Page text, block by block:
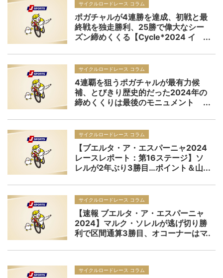
サイクルロードレース コラム
ポガチャルが4連勝を達成、初戦と最
終戦を独走勝利、25勝で偉大なシー
ズン締めくくる【Cycle*2024 イ
サイクルロードレース コラム
4連覇を狙うポガチャルが最有力候
補、とびきり歴史的だった2024年の
締めくくりは最後のモニュメント
ア：プレビュー】
サイクルロードレース コラム
【ブエルタ・ア・エスパーニャ2024
レースレポート：第16ステージ】ソ
レルが2年ぶり3勝目…ポイント＆山
リタイア
サイクルロードレース コラム
【速報 ブエルタ・ア・エスパーニャ
2024】マルク・ソレルが逃げ切り勝
利で区間通算3勝目、オコーナーはマ
テージ
サイクルロードレース コラム